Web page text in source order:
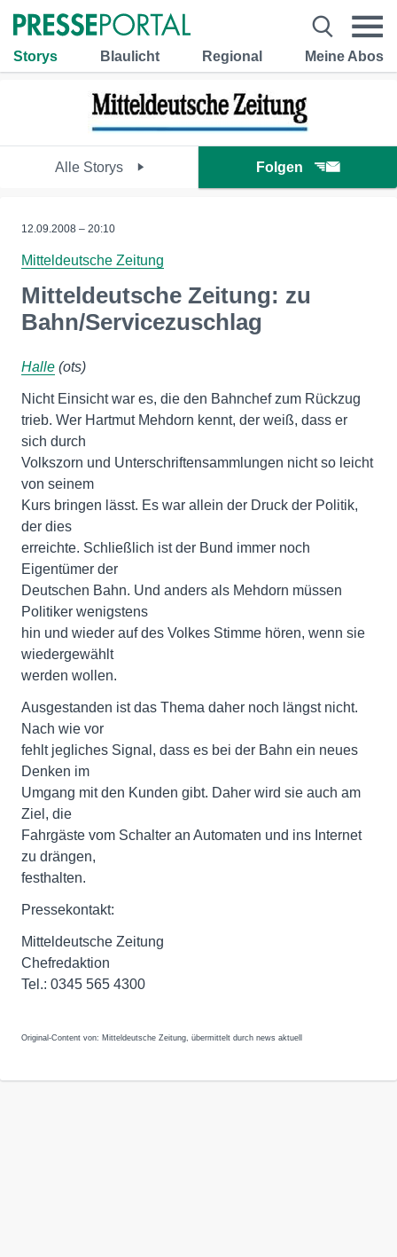
Storys Blaulicht Regional Meine Abos
Alle Storys Folgen
12.09.2008 – 20:10
Mitteldeutsche Zeitung
Mitteldeutsche Zeitung: zu
Bahn/Servicezuschlag
Halle (ots)
Nicht Einsicht war es, die den Bahnchef zum Rückzug
trieb. Wer Hartmut Mehdorn kennt, der weiß, dass er
sich durch
Volkszorn und Unterschriftensammlungen nicht so leicht
von seinem
Kurs bringen lässt. Es war allein der Druck der Politik,
der dies
erreichte. Schließlich ist der Bund immer noch
Eigentümer der
Deutschen Bahn. Und anders als Mehdorn müssen
Politiker wenigstens
hin und wieder auf des Volkes Stimme hören, wenn sie
wiedergewählt
werden wollen.
Ausgestanden ist das Thema daher noch längst nicht.
Nach wie vor
fehlt jegliches Signal, dass es bei der Bahn ein neues
Denken im
Umgang mit den Kunden gibt. Daher wird sie auch am
Ziel, die
Fahrgäste vom Schalter an Automaten und ins Internet
zu drängen,
festhalten.
Pressekontakt:
Mitteldeutsche Zeitung
Chefredaktion
Tel.: 0345 565 4300
Original-Content von: Mitteldeutsche Zeitung, übermittelt durch news aktuell